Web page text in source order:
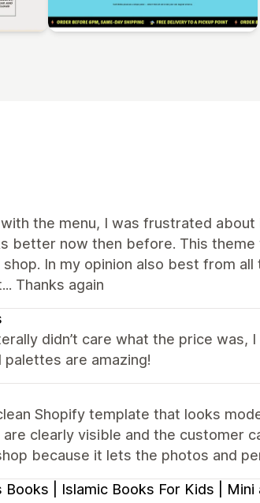
the menu, I was frustrated
better now then before. This
In my opinion also best from
Thanks again
didn’t care what the price
palettes are amazing!
Shopify template that looks
clearly visible and the customer
because it lets the photos and
Books | Islamic Books For Kids | Mini